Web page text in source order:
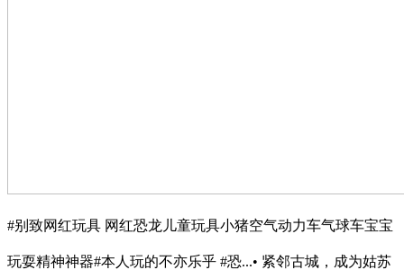
#别致网红玩具 网红恐龙儿童玩具小猪空气动力车气球车宝宝
玩耍精神神器#本人玩的不亦乐乎 #恐...• 紧邻古城，成为姑苏